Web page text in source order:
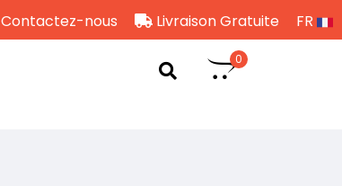
Contactez-nous Livraison Gratuite FR
0